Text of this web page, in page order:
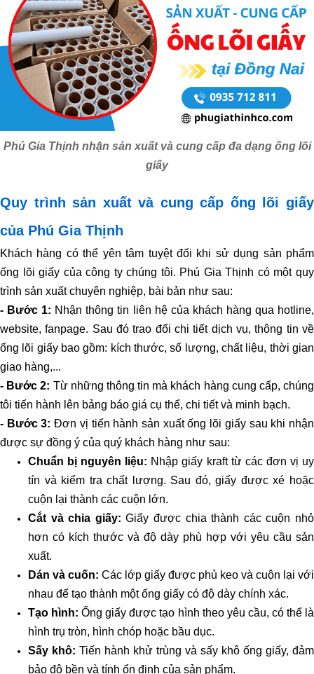
Phú Gia Thịnh nhận sản xuất và cung cấp đa dạng ống lõi
giấy
Quy trình sản xuất và cung cấp ống lõi giấy
của Phú Gia Thịnh
Khách hàng có thể yên tâm tuyệt đối khi sử dụng sản phẩm
ống lõi giấy của công ty chúng tôi. Phú Gia Thịnh có một quy
trình sản xuất chuyên nghiệp, bài bản như sau:
- Bước 1: Nhận thông tin liên hệ của khách hàng qua hotline,
website, fanpage. Sau đó trao đổi chi tiết dịch vụ, thông tin về
ống lõi giấy bao gồm: kích thước, số lượng, chất liệu, thời gian
giao hàng,...
- Bước 2: Từ những thông tin mà khách hàng cung cấp, chúng
tôi tiến hành lên bảng báo giá cụ thể, chi tiết và minh bạch.
- Bước 3: Đơn vị tiến hành sản xuất ống lõi giấy sau khi nhận
được sự đồng ý của quý khách hàng như sau:
Chuẩn bị nguyên liệu: Nhập giấy kraft từ các đơn vị uy
tín và kiểm tra chất lượng. Sau đó, giấy được xé hoặc
cuộn lại thành các cuộn lớn.
Cắt và chia giấy: Giấy được chia thành các cuộn nhỏ
hơn có kích thước và độ dày phù hợp với yêu cầu sản
xuất.
Dán và cuốn: Các lớp giấy được phủ keo và cuộn lại với
nhau để tạo thành một ống giấy có độ dày chính xác.
Tạo hình: Ống giấy được tạo hình theo yêu cầu, có thể là
hình trụ tròn, hình chóp hoặc bầu dục.
Sấy khô: Tiến hành khử trùng và sấy khô ống giấy, đảm
bảo độ bền và tính ổn định của sản phẩm.